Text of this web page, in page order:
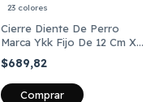
23 colores
Cierre Diente De Perro
Marca Ykk Fijo De 12 Cm X
Unidad
$689,82
Comprar